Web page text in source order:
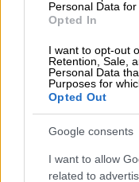
Personal Data for
Opted In
I want to opt-out
Retention, Sale,
Personal Data
Purposes for
Opted Out
Google consents
I want to allow
related to
Αθλητισμός|
United Cup:
έδωσε
Κροατίας